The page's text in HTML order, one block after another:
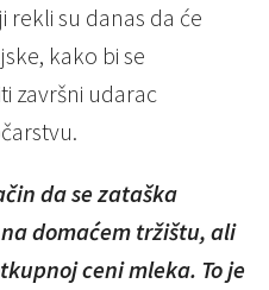
rekli su danas da će
kako bi se
završni udarac
da se zataška
domaćem tržištu, ali
ceni mleka. To je